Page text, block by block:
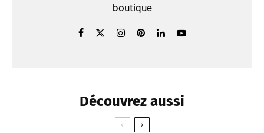
boutique
Découvrez aussi